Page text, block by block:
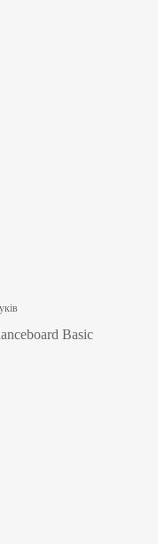
Basic